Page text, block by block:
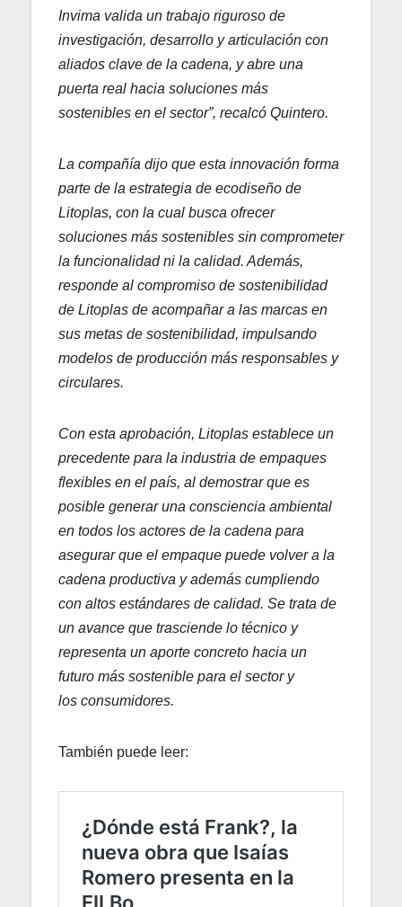
Invima valida un trabajo riguroso de
investigación, desarrollo y articulación con
aliados clave de la cadena, y abre una
puerta real hacia soluciones más
sostenibles en el sector”, recalcó Quintero.
La compañía dijo que esta innovación forma
parte de la estrategia de ecodiseño de
Litoplas, con la cual busca ofrecer
soluciones más sostenibles sin comprometer
la funcionalidad ni la calidad. Además,
responde al compromiso de sostenibilidad
de Litoplas de acompañar a las marcas en
sus metas de sostenibilidad, impulsando
modelos de producción más responsables y
circulares.
Con esta aprobación, Litoplas establece un
precedente para la industria de empaques
flexibles en el país, al demostrar que es
posible generar una consciencia ambiental
en todos los actores de la cadena para
asegurar que el empaque puede volver a la
cadena productiva y además cumpliendo
con altos estándares de calidad. Se trata de
un avance que trasciende lo técnico y
representa un aporte concreto hacia un
futuro más sostenible para el sector y
los consumidores.
También puede leer: